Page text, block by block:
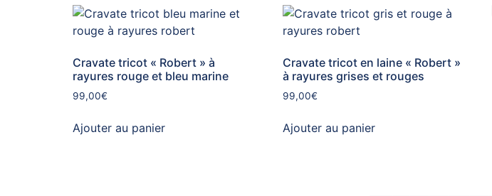
Cravate tricot « Robert » à
rayures rouge et bleu marine
99,00€
Ajouter au panier
Cravate tricot en laine « Robert »
à rayures grises et rouges
99,00€
Ajouter au panier